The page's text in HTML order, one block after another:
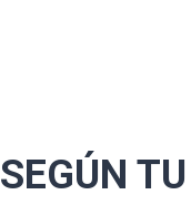
SEGÚN TU